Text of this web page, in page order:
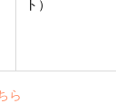
ト）
ら